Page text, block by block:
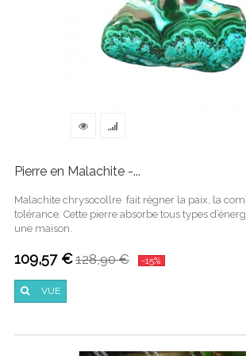
Pierre en Malachite -...
Malachite chrysocollre fait régner la paix, la
tolérance. Cette pierre absorbe tous types
une maison.
109,57 €128,90 € -15%
VUE